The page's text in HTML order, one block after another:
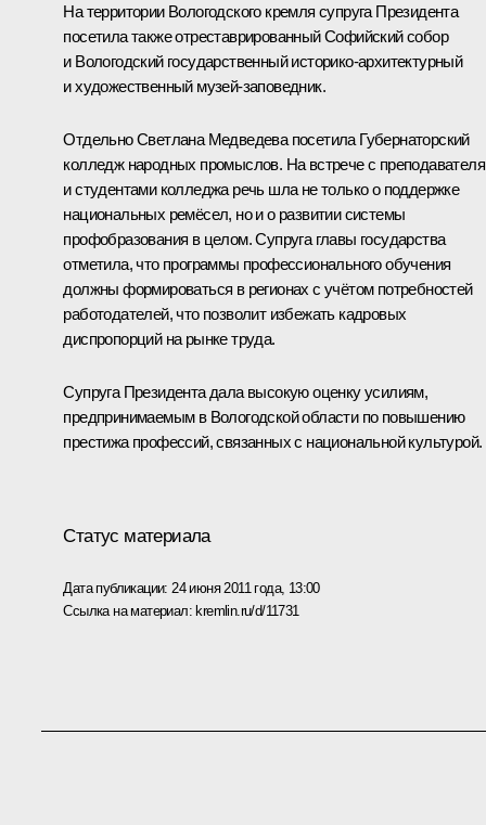
На территории Вологодского кремля супруга Президента
посетила также отреставрированный Софийский собор
и Вологодский государственный историко-архитектурный
и художественный музей-заповедник.
Отдельно Светлана Медведева посетила Губернаторский
колледж народных промыслов. На встрече с
и студентами колледжа речь шла не только о поддержке
национальных ремёсел, но и о развитии системы
профобразования в целом. Супруга главы государства
отметила, что программы профессионального обучения
должны формироваться в регионах с учётом потребностей
работодателей, что позволит избежать кадровых
диспропорций на рынке труда.
Супруга Президента дала высокую оценку усилиям,
предпринимаемым в Вологодской области по повышению
престижа профессий, связанных с национальной культурой.
Статус материала
Дата публикации: 24 июня 2011 года, 13:00
Ссылка на материал: kremlin.ru/d/11731